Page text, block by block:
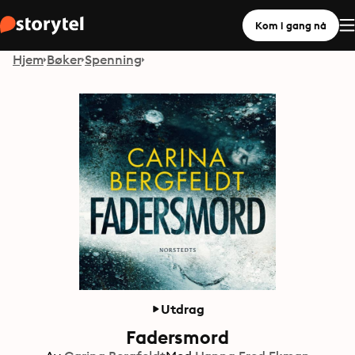
Kom i gang nå
Hjem Bøker Spenning
Utdrag
Fadersmord